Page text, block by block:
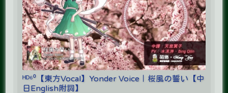
ᴴᴰ⁶⁰【東方Vocal】Yonder Voice｜桜風の誓い【中
日English附詞】